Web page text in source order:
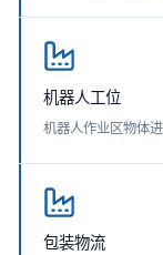
机器人工位
机器人作业区物体
包装物流